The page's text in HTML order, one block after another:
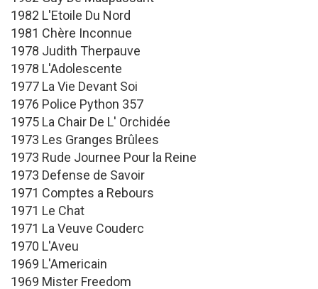
1982 L'Etoile Du Nord
1981 Chère Inconnue
1978 Judith Therpauve
1978 L'Adolescente
1977 La Vie Devant Soi
1976 Police Python 357
1975 La Chair De L' Orchidée
1973 Les Granges Brûlees
1973 Rude Journee Pour la Reine
1973 Defense de Savoir
1971 Comptes a Rebours
1971 Le Chat
1971 La Veuve Couderc
1970 L'Aveu
1969 L'Americain
1969 Mister Freedom